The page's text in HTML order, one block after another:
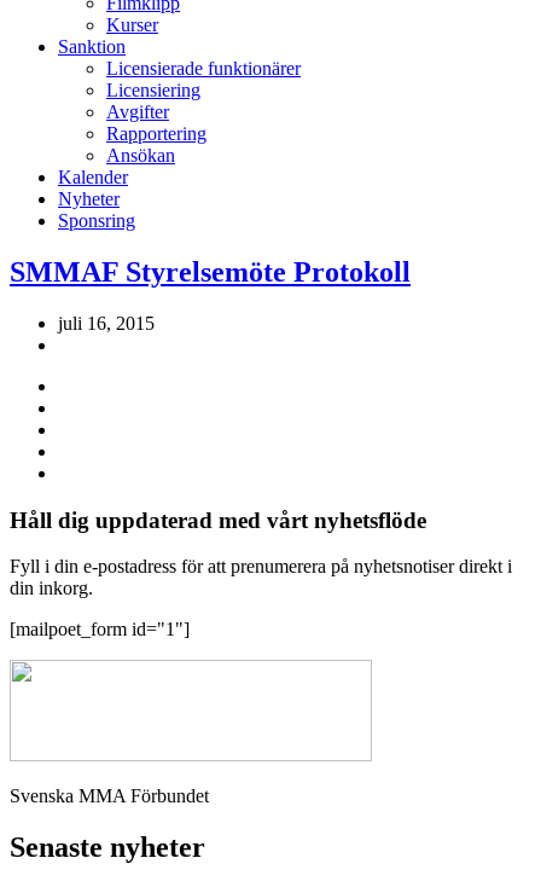
Kurser
Sanktion
Licensierade funktionärer
Licensiering
Avgifter
Rapportering
Ansökan
Kalender
Nyheter
Sponsring
SMMAF Styrelsemöte Protokoll
juli 16, 2015
Håll dig uppdaterad med vårt nyhetsflöde
Fyll i din e-postadress för att prenumerera på nyhetsnotiser direkt i
din inkorg.
[mailpoet_form id="1"]
Svenska MMA Förbundet
Senaste nyheter